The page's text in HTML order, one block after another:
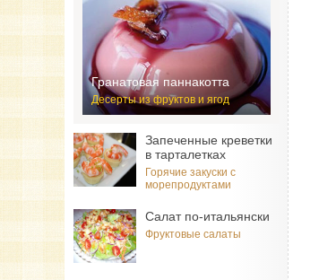
Гранатовая паннакотта
Десерты из фруктов и ягод
Запеченные креветки
в тарталетках
Горячие закуски с
морепродуктами
Салат по-итальянски
Фруктовые салаты